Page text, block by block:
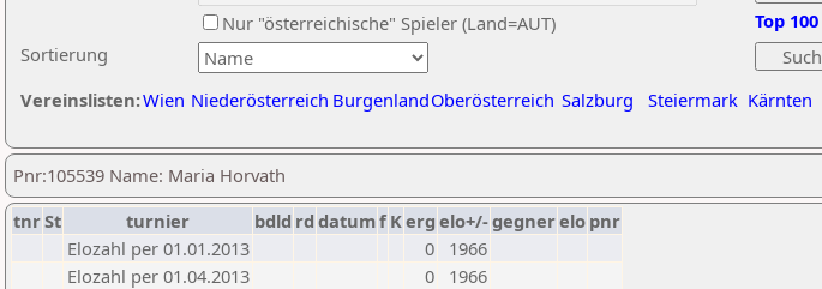
Sortierung
Nur "österreichische" Spieler (Land=AUT)
Vereinslisten:Wien Niederösterreich BurgenlandOberösterreich Salzburg Steiermark Kärnten
Top 100
Pnr:105539 Name: Maria Horvath
tnrSt turnier bdld rd datumf Kerg elo+/-gegnerelo pnr
Elozahl per 01.01.2013
0
1966
Elozahl per 01.04.2013
0
1966